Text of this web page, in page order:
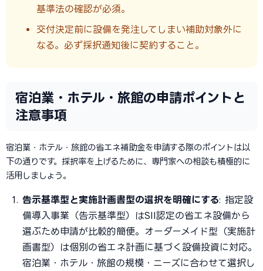
基準法の確認が必須。
交付決定前に設備を発注してしまい補助対象外に
なる。必ず採択通知後に契約すること。
宿泊業・ホテル・旅館の申請ポイントと
注意事項
宿泊業・ホテル・旅館の省エネ補助金を申請する際のポイントは以
下の通りです。採択率を上げるために、専門家への相談も積極的に
活用しましょう。
告示基準型と実施計画書型の選択を明確にする: 指定設
備導入事業（告示基準型）はSII認定の省エネ設備から
選ぶため申請が比較的簡便。オーダーメイド型（実施計
画書型）は個別の省エネ計画に基づく設備投資に対応。
宿泊業・ホテル・旅館の規模・ニーズに合わせて選択し